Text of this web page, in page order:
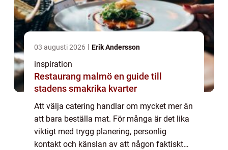
03 augusti 2026 Erik Andersson
inspiration
Restaurang malmö en guide till
stadens smakrika kvarter
Att välja catering handlar om mycket mer än
att bara beställa mat. För många är det lika
viktigt med trygg planering, personlig
kontakt och känslan av att någon faktiskt